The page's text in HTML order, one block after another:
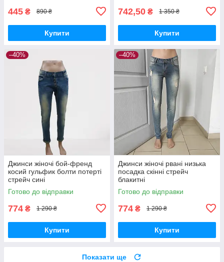
445 ₴ 890 ₴
Купити
742,50 ₴ 1 350 ₴
Купити
–40%
Джинси жіночі бой-френд
косий гульфик болти потерті
стрейч сині
Готово до відправки
774 ₴ 1 290 ₴
Купити
–40%
Джинси жіночі рвані низька
посадка скінні стрейч
блакитні
Готово до відправки
774 ₴ 1 290 ₴
Купити
Показати ще